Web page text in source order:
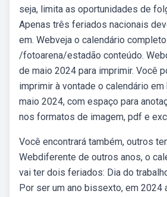
seja, limita as oportunidades de
Apenas três feriados nacionais
em. Webveja o calendário
/fotoarena/estadão conteúdo.
de maio 2024 para imprimir. Você
imprimir à vontade o calendário
maio 2024, com espaço para
nos formatos de imagem, pdf e
Você encontrará também, outros
Webdiferente de outros anos, o
vai ter dois feriados: Dia do
Por ser um ano bissexto, em 2024